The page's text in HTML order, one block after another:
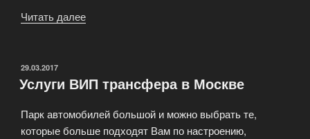
Читать далее
ОПУБЛИКОВАНО
29.03.2017
Услуги ВИП трансфера в Москве
Парк автомобилей большой и можно выбрать те,
которые больше подходят Вам по настроению,